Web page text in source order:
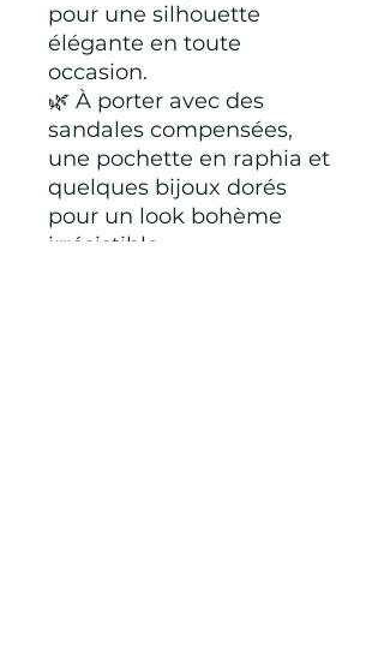
pour une silhouette
élégante en toute
occasion.
🌿 À porter avec des
sandales compensées,
une pochette en raphia et
quelques bijoux dorés
pour un look bohème
irrésistible.